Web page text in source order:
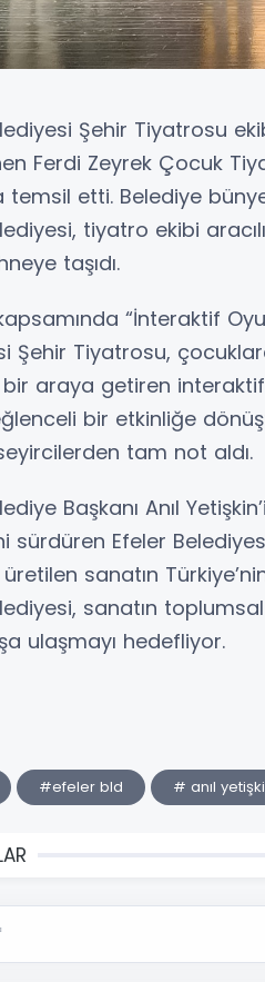
Şehir Tiyatrosu
Ferdi Zeyrek Çocuk
temsil etti. Belediye
tiyatro ekibi
taşıdı.
“İnteraktif
Şehir Tiyatrosu,
bir araya getiren
bir etkinliğe
tam not aldı.
Başkanı Anıl
sürdüren Efeler
üretilen sanatın
sanatın
ulaşmayı hedefliyor.
#efeler bld # anıl